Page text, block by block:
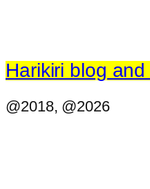
Harikiri blog
@2018, @2026